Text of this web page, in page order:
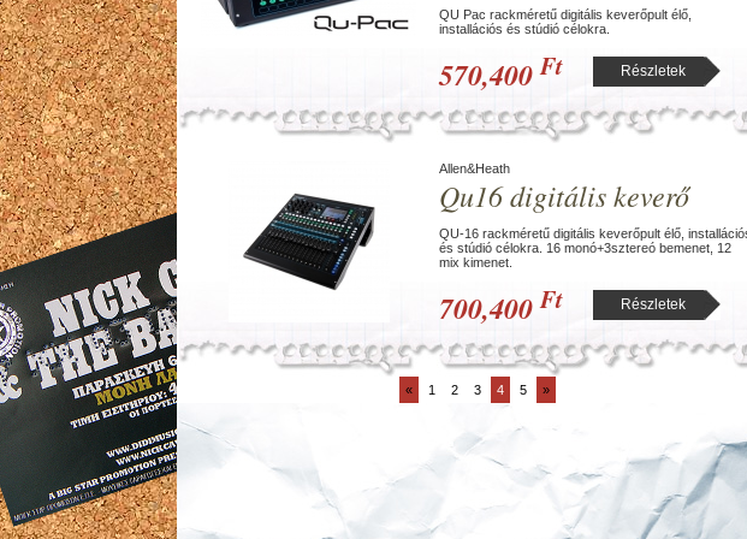
QU Pac rackméretű digitális keverőpult élő,
installációs és stúdió célokra.
570,400Ft Részletek
Allen&Heath
Qu16 digitális keverő
QU-16 rackméretű digitális keverőpult élő,
és stúdió célokra. 16 monó+3sztereó bemenet, 12
mix kimenet.
700,400Ft Részletek
« 1 2 3 4 5 »